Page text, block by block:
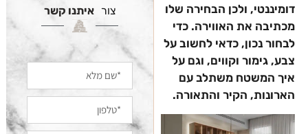
דומיננטי, ולכן הבחירה שלו
מכתיבה את האווירה. כדי
לבחור נכון, כדאי לחשוב על
צבע, גימור וקווים, וגם על
איך המשטח משתלב עם
הארונות, הקיר והתאורה.
צור איתנו קשר